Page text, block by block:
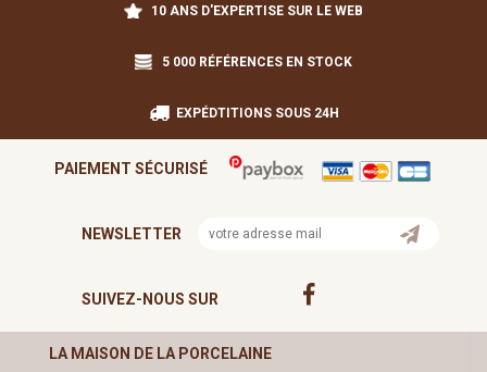
10 ANS D'EXPERTISE SUR LE WEB
5 000 RÉFÉRENCES EN STOCK
EXPÉDTITIONS SOUS 24H
PAIEMENT SÉCURISÉ
NEWSLETTER
SUIVEZ-NOUS SUR
LA MAISON DE LA PORCELAINE